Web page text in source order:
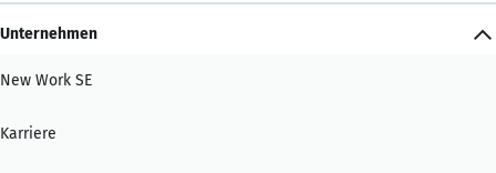
Unternehmen
New Work SE
Karriere